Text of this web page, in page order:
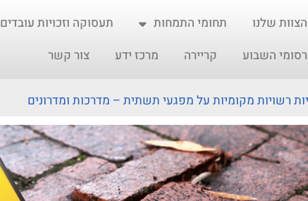
הצוות שלנו תחומי התמחות תעסוקה וזכויות עובדים
השבוע
קריירה מרכז ידע צור קשר
רשויות מקומיות על מפגעי תשתית – מדרכות ומדרונים